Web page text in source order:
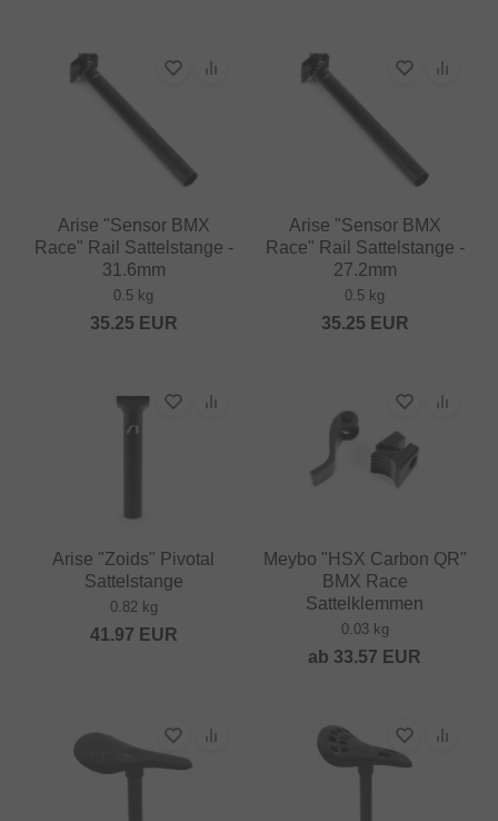
Arise "Sensor BMX
Race" Rail Sattelstange -
31.6mm
0.5 kg
35.25 EUR
Arise "Sensor BMX
Race" Rail Sattelstange -
27.2mm
0.5 kg
35.25 EUR
Arise "Zoids" Pivotal
Sattelstange
0.82 kg
41.97 EUR
Meybo "HSX Carbon QR"
BMX Race
Sattelklemmen
0.03 kg
ab 33.57 EUR